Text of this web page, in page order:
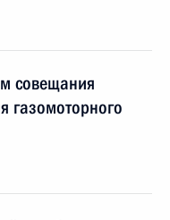
совещания
газомоторного